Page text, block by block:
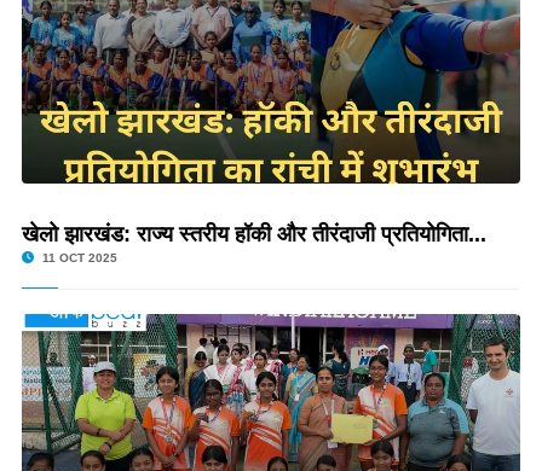
खेलो झारखंड: राज्य स्तरीय हॉकी और तीरंदाजी प्रतियोगिता...
11 OCT 2025